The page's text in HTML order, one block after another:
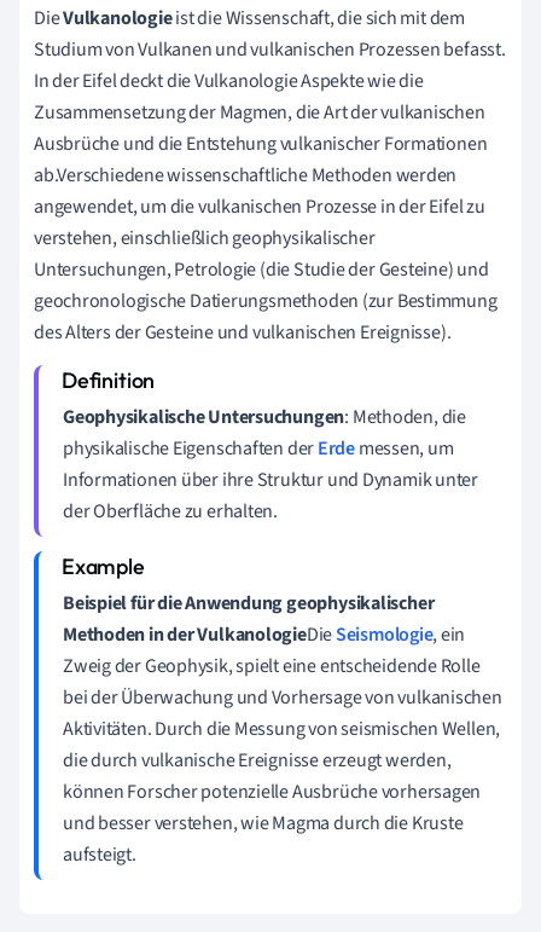
DieVulkanologieist die Wissenschaft, die sich mit dem
Studium von Vulkanen und vulkanischen Prozessen befasst.
In der Eifel deckt die Vulkanologie Aspekte wie die
Zusammensetzung der Magmen, die Art der vulkanischen
Ausbrüche und die Entstehung vulkanischer Formationen
ab.Verschiedene wissenschaftliche Methoden werden
angewendet, um die vulkanischen Prozesse in der Eifel zu
verstehen, einschließlich geophysikalischer
Untersuchungen, Petrologie (die Studie der Gesteine) und
geochronologische Datierungsmethoden (zur Bestimmung
des Alters der Gesteine und vulkanischen Ereignisse).
Geophysikalische Untersuchungen: Methoden, die
physikalische Eigenschaften derErdemessen, um
Informationen über ihre Struktur und Dynamik unter
der Oberfläche zu erhalten.
Beispiel für die Anwendung geophysikalischer
Methoden in der VulkanologieDieSeismologie, ein
Zweig der Geophysik, spielt eine entscheidende Rolle
bei der Überwachung und Vorhersage von vulkanischen
Aktivitäten. Durch die Messung von seismischen Wellen,
die durch vulkanische Ereignisse erzeugt werden,
können Forscher potenzielle Ausbrüche vorhersagen
und besser verstehen, wie Magma durch die Kruste
aufsteigt.